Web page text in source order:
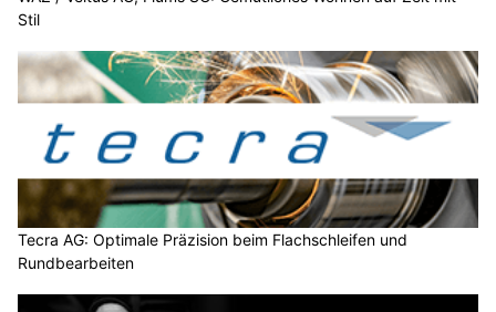
Stil
Tecra AG: Optimale Präzision beim Flachschleifen und
Rundbearbeiten